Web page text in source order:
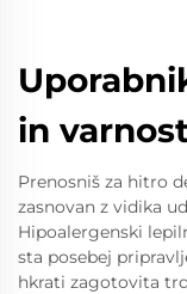
in
Prenosniš za hitro
zasnovan z vidika
Hipoalergenski
sta posebej
hkrati zagotovita